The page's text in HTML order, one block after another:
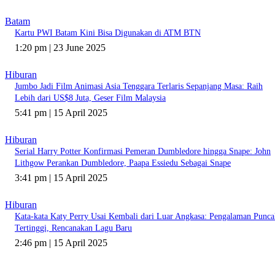
Batam
Kartu PWI Batam Kini Bisa Digunakan di ATM BTN
1:20 pm | 23 June 2025
Hiburan
Jumbo Jadi Film Animasi Asia Tenggara Terlaris Sepanjang Masa: Raih
Lebih dari US$8 Juta, Geser Film Malaysia
5:41 pm | 15 April 2025
Hiburan
Serial Harry Potter Konfirmasi Pemeran Dumbledore hingga Snape: John
Lithgow Perankan Dumbledore, Paapa Essiedu Sebagai Snape
3:41 pm | 15 April 2025
Hiburan
Kata-kata Katy Perry Usai Kembali dari Luar Angkasa: Pengalaman
Tertinggi, Rencanakan Lagu Baru
2:46 pm | 15 April 2025